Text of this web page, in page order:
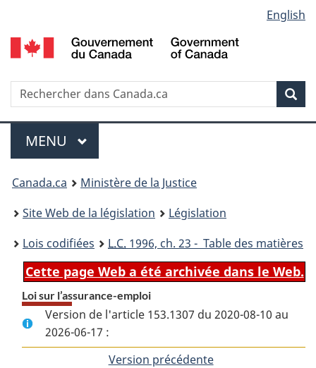
au
contenu
propos
de
la
HTML
simplifiée
selection
English
Recherche
Menu
MENU PRINCIPAL
You
are
here:
Canada.ca
Ministère de la Justice
Site Web de la législation
Législation
Lois codifiées
L.C. 1996, ch. 23 - Table des matières
Cette page Web a été archivée dans le Web.
Loi sur l’assurance-emploi
Version de l'article 153.1307 du 2020-08-10 au
2026-06-17 :
Version précédentede